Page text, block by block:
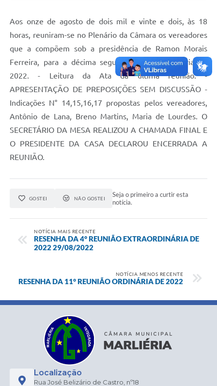
Aos onze de agosto de dois mil e vinte e dois, às 18
horas, reuniram-se no Plenário da Câmara os vereadores
que a compõem sob a presidência de Ramon Morais
Ferreira, para a décima segunda reunião ordinária de
2022. - Leitura da Ata da última reunião. -
APRESENTAÇÃO DE PREPOSIÇÕES SEM DISCUSSÃO -
Indicações N° 14,15,16,17 propostas pelos vereadores,
Antônio de Lana, Breno Martins, Maria de Lourdes. O
SECRETÁRIO DA MESA REALIZOU A CHAMADA FINAL E
O PRESIDENTE DA CASA DECLAROU ENCERRADA A
REUNIÃO.
GOSTEI NÃO GOSTEI
Seja o primeiro a curtir esta
notícia.
NOTÍCIA MAIS RECENTE
RESENHA DA 4° REUNIÃO EXTRAORDINÁRIA DE
2022 29/08/2022
NOTÍCIA MENOS RECENTE
RESENHA DA 11° REUNIÃO ORDINÁRIA DE 2022
Localização
Rua José Belizário de Castro, nº18